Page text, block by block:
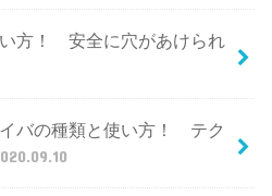
方！ 安全に穴があけられ
バの種類と使い方！ テク